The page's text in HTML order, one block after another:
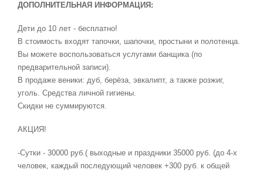
ДОПОЛНИТЕЛЬНАЯ ИНФОРМАЦИЯ:
Дети до 10 лет - бесплатно!
В стоимость входят тапочки, шапочки, простыни и полотенца.
Вы можете воспользоваться услугами банщика (по
предварительной записи).
В продаже веники: дуб, берёза, эвкалипт, а также розжиг,
уголь. Средства личной гигиены.
Скидки не суммируются.
АКЦИЯ!
-Сутки - 30000 руб.( выходные и праздники 35000 руб. (до 4-х
человек, каждый последующий человек +300 руб. к общей